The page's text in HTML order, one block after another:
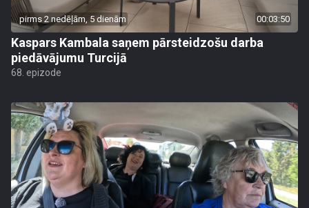
pirms 2 nedēļām, 5 dienām 00:03:50
Kaspars Kambala saņem pārsteidzošu darba
piedāvājumu Turcijā
68. epizode